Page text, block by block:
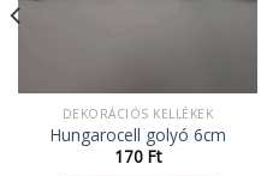
DEKORÁCIÓS KELLÉKEK
Hungarocell golyó 6cm
170 Ft